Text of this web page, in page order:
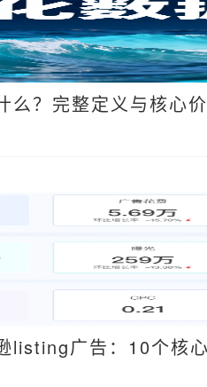
么？完整定义与核心
listing广告：10个核